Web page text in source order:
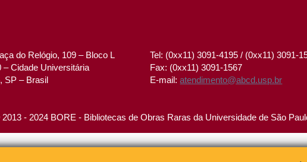
do Relógio, 109 – Bloco L
– Cidade Universitária
SP – Brasil
Tel: (0xx11) 3091-4195 / (0xx11) 3091-
Fax: (0xx11) 3091-1567
E-mail:atendimento@abcd.usp.br
- 2024 BORE - Bibliotecas de Obras Raras da Universidade de São